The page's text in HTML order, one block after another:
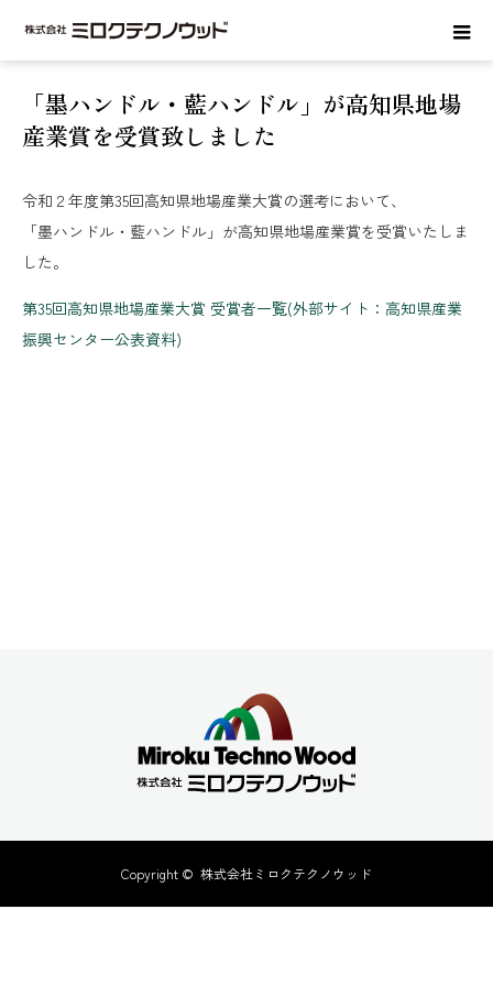
お知らせ 「墨ハンドル・藍ハンドル」が高知県地場産業賞を
受賞致しました
「墨ハンドル・藍ハンドル」が高知県地場
産業賞を受賞致しました
令和２年度第35回高知県地場産業大賞の選考において、
「墨ハンドル・藍ハンドル」が高知県地場産業賞を受賞いたしま
した。
第35回高知県地場産業大賞 受賞者一覧(外部サイト：高知県産業
振興センター公表資料)
Copyright © 株式会社ミロクテクノウッド